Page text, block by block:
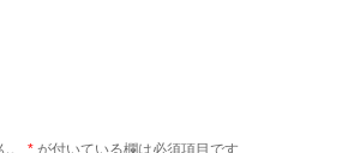
* が付いている欄は必須項目です